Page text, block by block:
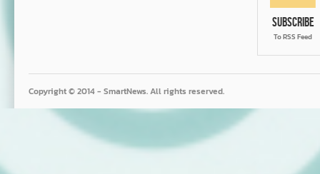
Subscribe
To RSS Feed
Copyright © 2014 - SmartNews. All rights reserved.